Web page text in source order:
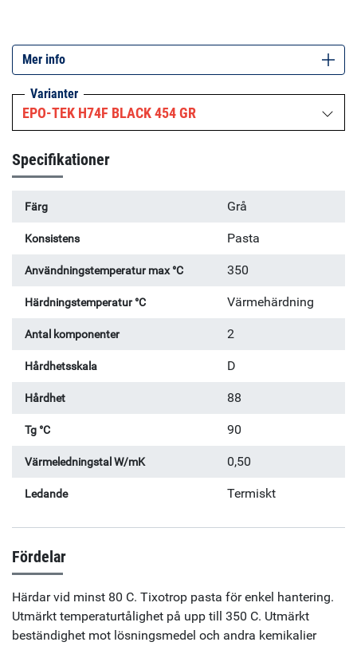
optoelektonik, Kan även användas till underfill av chip och
tätning av sensorer.
Mer info
Varianter
EPO-TEK H74F BLACK 454 GR
Specifikationer
Färg Grå
Konsistens Pasta
Användningstemperatur max °C 350
Härdningstemperatur °C Värmehärdning
Antal komponenter 2
Hårdhetsskala D
Hårdhet 88
Tg °C 90
Värmeledningstal W/mK 0,50
Ledande Termiskt
Fördelar
Härdar vid minst 80 C. Tixotrop pasta för enkel hantering.
Utmärkt temperaturtålighet på upp till 350 C. Utmärkt
beständighet mot lösningsmedel och andra kemikalier